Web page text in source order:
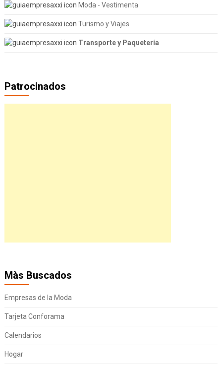
Moda - Vestimenta
Turismo y Viajes
Transporte y Paquetería
Patrocinados
Màs Buscados
Empresas de la Moda
Tarjeta Conforama
Calendarios
Hogar